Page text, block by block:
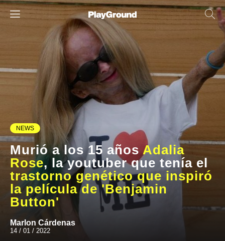
NEWS
Murió a los 15 añosAdalia
Rose, la youtuber que tenía el
trastorno genético que inspiró
la película de 'Benjamin
Button'
Marlon Cárdenas
14 / 01 / 2022